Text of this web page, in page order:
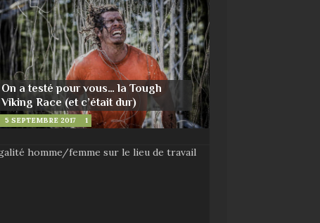
On a testé pour vous… la Tough
Viking Race (et c’était dur)
5 SEPTEMBRE 2017 1